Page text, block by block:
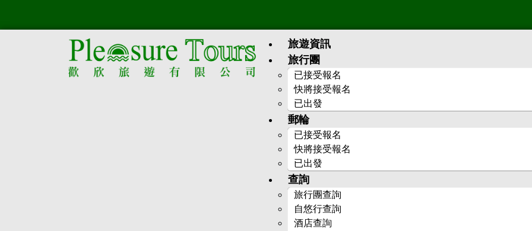
旅遊資訊
旅行團
已接受報名
快將接受報名
已出發
郵輪
已接受報名
快將接受報名
已出發
查詢
旅行團查詢
自悠行查詢
酒店查詢